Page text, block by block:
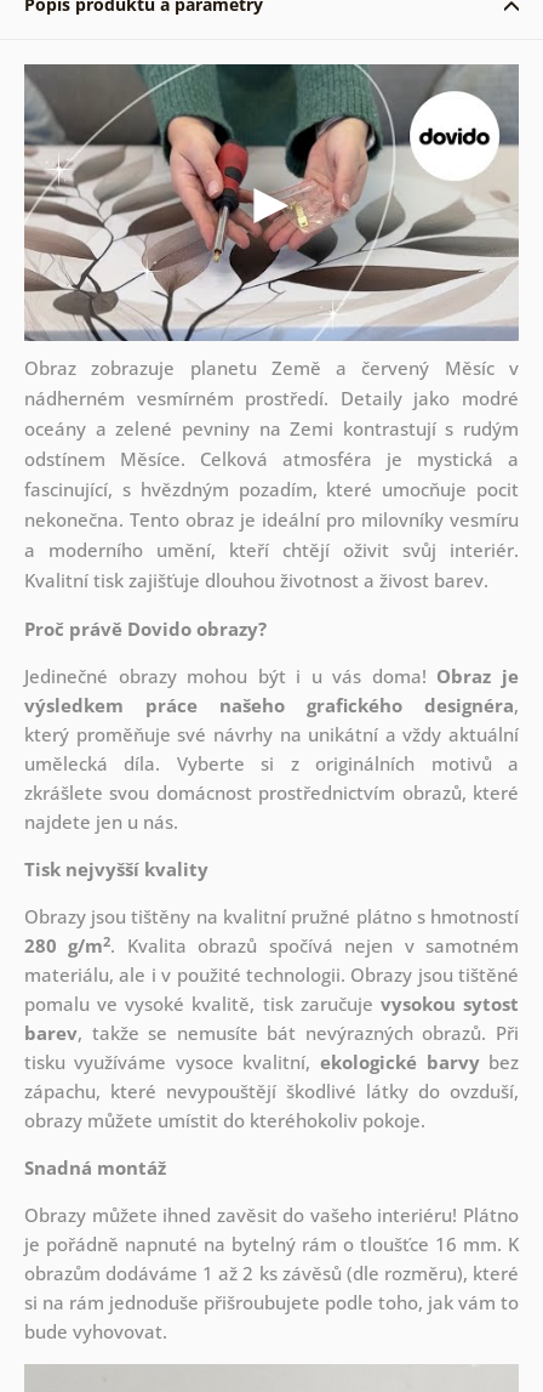
Obraz zobrazuje planetu Země a červený Měsíc v
nádherném vesmírném prostředí. Detaily jako modré
oceány a zelené pevniny na Zemi kontrastují s rudým
odstínem Měsíce. Celková atmosféra je mystická a
fascinující, s hvězdným pozadím, které umocňuje pocit
nekonečna. Tento obraz je ideální pro milovníky vesmíru
a moderního umění, kteří chtějí oživit svůj interiér.
Kvalitní tisk zajišťuje dlouhou životnost a živost barev.
Proč právě Dovido obrazy?
Jedinečné obrazy mohou být i u vás doma! Obraz je
výsledkem práce našeho grafického designéra,
který proměňuje své návrhy na unikátní a vždy aktuální
umělecká díla. Vyberte si z originálních motivů a
zkrášlete svou domácnost prostřednictvím obrazů, které
najdete jen u nás.
Tisk nejvyšší kvality
Obrazy jsou tištěny na kvalitní pružné plátno s hmotností
280 g/m2. Kvalita obrazů spočívá nejen v samotném
materiálu, ale i v použité technologii. Obrazy jsou tištěné
pomalu ve vysoké kvalitě, tisk zaručuje vysokou sytost
barev, takže se nemusíte bát nevýrazných obrazů. Při
tisku využíváme vysoce kvalitní,ekologické barvybez
zápachu, které nevypouštějí škodlivé látky do ovzduší,
obrazy můžete umístit do kteréhokoliv pokoje.
Snadná montáž
Obrazy můžete ihned zavěsit do vašeho interiéru! Plátno
je pořádně napnuté na bytelný rám o tloušťce 16 mm. K
obrazům dodáváme 1 až 2 ks závěsů (dle rozměru), které
si na rám jednoduše přišroubujete podle toho, jak vám to
bude vyhovovat.